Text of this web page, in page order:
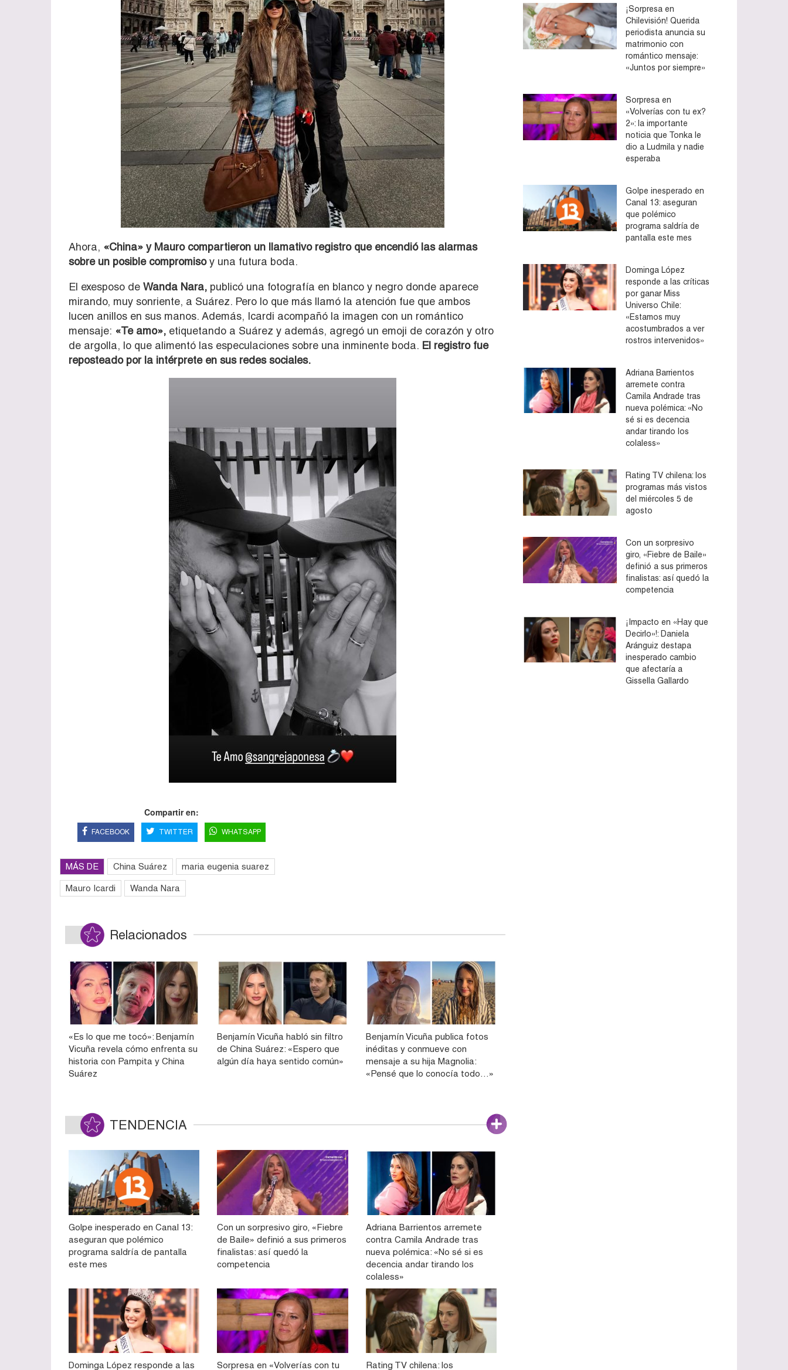
Ahora, «China» y Mauro compartieron un llamativo registro que encendió las alarmas
sobre un posible compromisoy una futura boda.
El exesposo de Wanda Nara, publicó una fotografía en blanco y negro donde aparece
mirando, muy sonriente, a Suárez. Pero lo que más llamó la atención fue que ambos
lucen anillos en sus manos. Además, Icardi acompañó la imagen con un romántico
mensaje: «Te amo», etiquetando a Suárez y además, agregó un emoji de corazón y otro
de argolla, lo que alimentó las especulaciones sobre una inminente boda. El registro fue
reposteado por la intérprete en sus redes sociales.
Compartir en:
FACEBOOK TWITTER WHATSAPP
MÁS DE China Suárez maria eugenia suarez
Mauro Icardi Wanda Nara
Relacionados
«Es lo que me tocó»: Benjamín
Vicuña revela cómo enfrenta su
historia con Pampita y China
Suárez
Benjamín Vicuña habló sin filtro
de China Suárez: «Espero que
algún día haya sentido común»
Benjamín Vicuña publica fotos
inéditas y conmueve con
mensaje a su hija Magnolia:
«Pensé que lo conocía todo…»
TENDENCIA
Golpe inesperado en Canal 13:
aseguran que polémico
programa saldría de pantalla
este mes
Con un sorpresivo giro, «Fiebre
de Baile» definió a sus primeros
finalistas: así quedó la
competencia
Adriana Barrientos arremete
contra Camila Andrade tras
nueva polémica: «No sé si es
decencia andar tirando los
colaless»
Dominga López responde a las Sorpresa en «Volverías con tu Rating TV chilena: los
¡Sorpresa en
Chilevisión! Querida
periodista anuncia su
matrimonio con
romántico mensaje:
«Juntos por siempre»
Sorpresa en
«Volverías con tu ex?
2»: la importante
noticia que Tonka le
dio a Ludmila y nadie
esperaba
Golpe inesperado en
Canal 13: aseguran
que polémico
programa saldría de
pantalla este mes
Dominga López
responde a las críticas
por ganar Miss
Universo Chile:
«Estamos muy
acostumbrados a ver
rostros intervenidos»
Adriana Barrientos
arremete contra
Camila Andrade tras
nueva polémica: «No
sé si es decencia
andar tirando los
colaless»
Rating TV chilena: los
programas más vistos
del miércoles 5 de
agosto
Con un sorpresivo
giro, «Fiebre de Baile»
definió a sus primeros
finalistas: así quedó la
competencia
¡Impacto en «Hay que
Decirlo»!: Daniela
Aránguiz destapa
inesperado cambio
que afectaría a
Gissella Gallardo